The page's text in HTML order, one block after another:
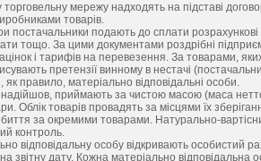
торговельну мережу надходять на підставі
товарів.
постачальники подають до сплати
тощо. За цими документами роздрібні
і тарифів на перевезення. За товарами,
претензії винному в нестачі
правило, матеріально відповідальні особи.
приймають за чистою масою (маса
Облік товарів провадять за місцями їх
за окремими товарами. Натурально-
контроль.
відповідальну особу відкривають особистий
звітну дату. Кожна матеріально відповідальна